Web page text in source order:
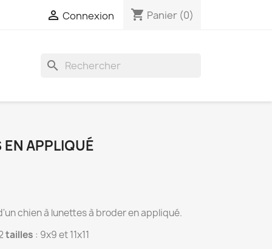
 Connexion shopping_cart Panier (0)
search
APPLIQUÉ
chien à lunettes à broder en appliqué.
tailles : 9x9 et 11x11